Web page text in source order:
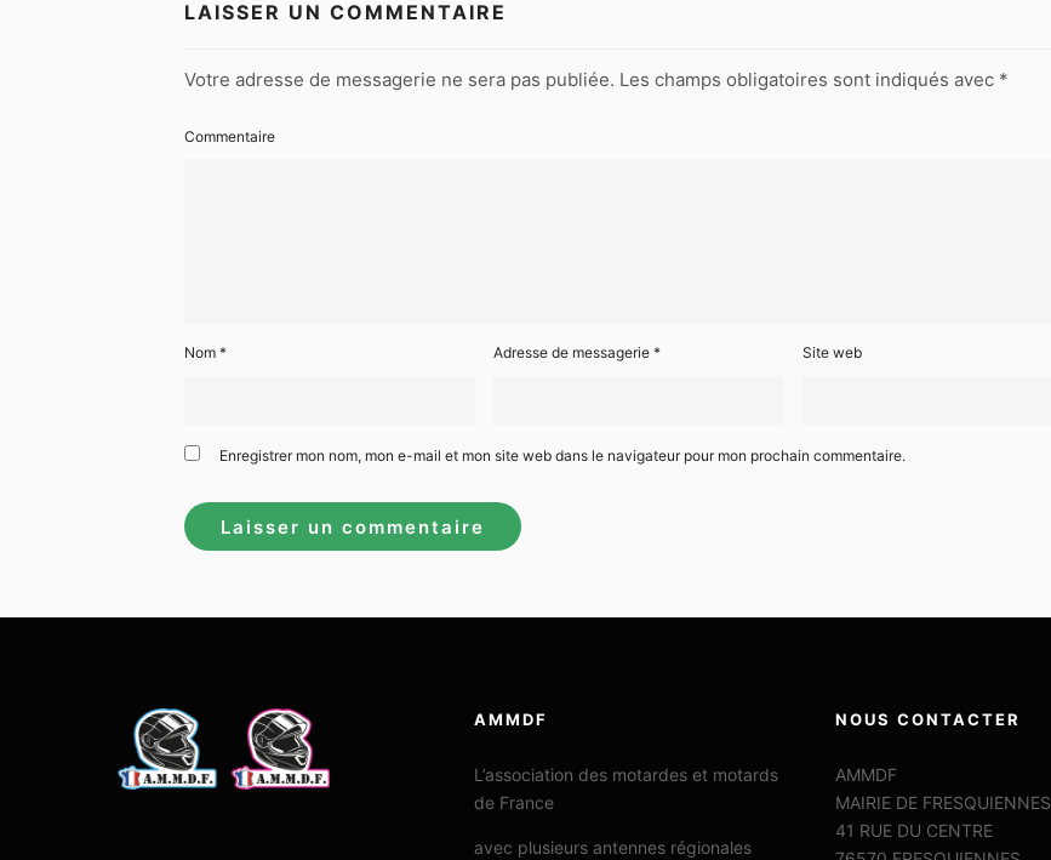
LAISSER UN COMMENTAIRE
Votre adresse de messagerie ne sera pas publiée. Les champs obligatoires sont indiqués avec *
Commentaire
Nom * Adresse de messagerie * Site web
Enregistrer mon nom, mon e-mail et mon site web dans le navigateur pour mon prochain commentaire.
AMMDF
L’association des motardes et motards
de France
avec plusieurs antennes régionales
NOUS CONTACTER
AMMDF
MAIRIE DE FRESQUIENNES
41 RUE DU CENTRE